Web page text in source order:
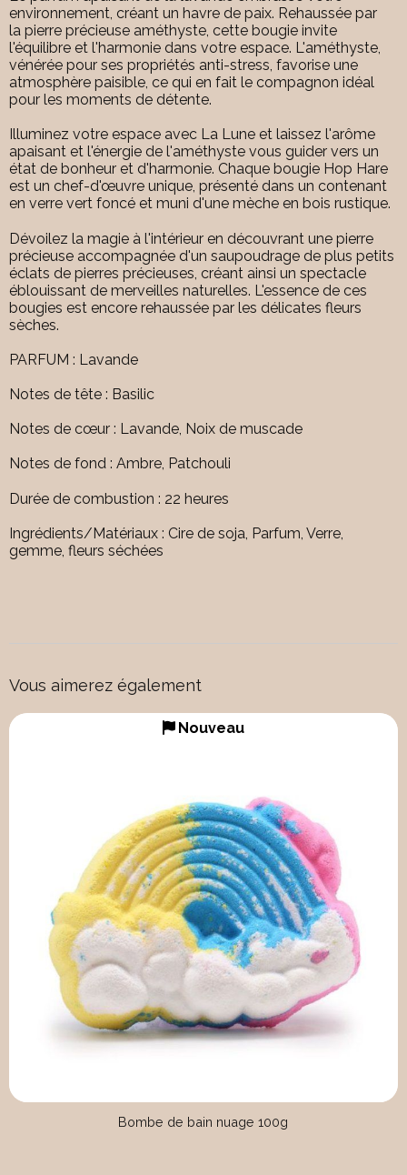
environnement, créant un havre de paix. Rehaussée par
la pierre précieuse améthyste, cette bougie invite
l'équilibre et l'harmonie dans votre espace. L'améthyste,
vénérée pour ses propriétés anti-stress, favorise une
atmosphère paisible, ce qui en fait le compagnon idéal
pour les moments de détente.
Illuminez votre espace avec La Lune et laissez l'arôme
apaisant et l'énergie de l'améthyste vous guider vers un
état de bonheur et d'harmonie. Chaque bougie Hop Hare
est un chef-d'œuvre unique, présenté dans un contenant
en verre vert foncé et muni d'une mèche en bois rustique.
Dévoilez la magie à l'intérieur en découvrant une pierre
précieuse accompagnée d'un saupoudrage de plus petits
éclats de pierres précieuses, créant ainsi un spectacle
éblouissant de merveilles naturelles. L'essence de ces
bougies est encore rehaussée par les délicates fleurs
sèches.
PARFUM : Lavande
Notes de tête : Basilic
Notes de cœur : Lavande, Noix de muscade
Notes de fond : Ambre, Patchouli
Durée de combustion : 22 heures
Ingrédients/Matériaux : Cire de soja, Parfum, Verre,
gemme, fleurs séchées
Vous aimerez également
Bombe de bain nuage 100g
Nouveau